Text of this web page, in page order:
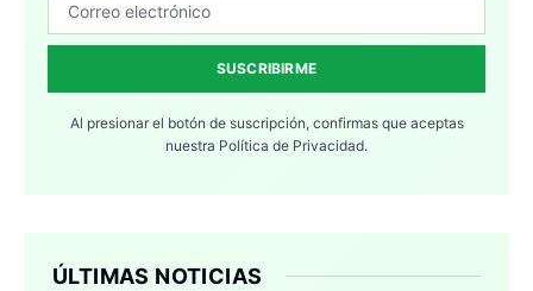
SUSCRIBIRME
Al presionar el botón de suscripción, confirmas que aceptas
nuestra Política de Privacidad.
ÚLTIMAS NOTICIAS